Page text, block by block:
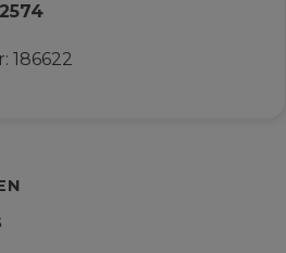
186622